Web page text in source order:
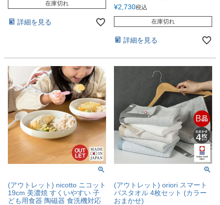
在庫切れ
詳細を見る
¥2,730税込
在庫切れ
詳細を見る
(アウトレット) nicotto ニコット
19cm 美濃焼 すくいやすい 子
ども用食器 陶磁器 食洗機対応
(アウトレット) oriori スマート
バスタオル 4枚セット (カラー
おまかせ)